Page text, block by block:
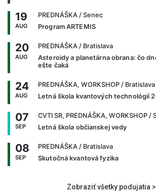
19
AUG
PREDNÁŠKA / Senec
Program ARTEMIS
20
AUG
PREDNÁŠKA / Bratislava
Asteroidy a planetárna obrana: čo
ešte čaká
24
AUG
PREDNÁŠKA, WORKSHOP / Bratislava
Letná škola kvantových technológií
07
SEP
CVTI SR, PREDNÁŠKA, WORKSHOP /
Letná škola občianskej vedy
08
SEP
PREDNÁŠKA / Bratislava
Skutočná kvantová fyzika
Zobraziť všetky podujatia